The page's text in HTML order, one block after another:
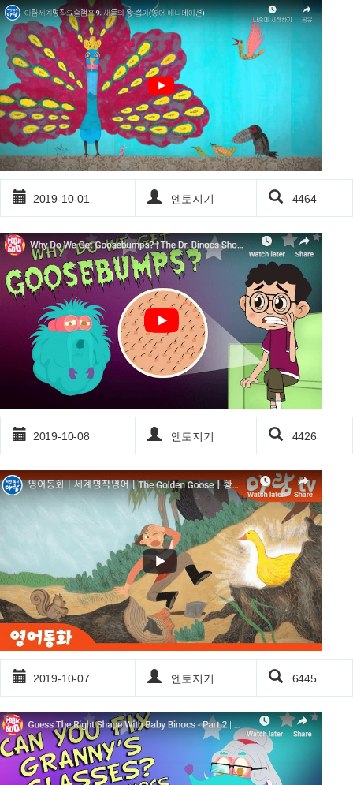
2019-10-01 엔토지기 4464
2019-10-08 엔토지기 4426
2019-10-07 엔토지기 6445